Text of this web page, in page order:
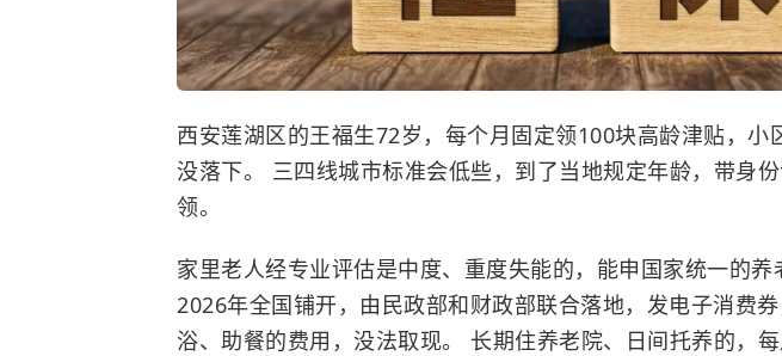
西安莲湖区的王福生72岁，每个月固定领100块高龄津贴，小
没落下。 三四线城市标准会低些，到了当地规定年龄，带身
领。
家里老人经专业评估是中度、重度失能的，能申国家统一的养
2026年全国铺开，由民政部和财政部联合落地，发电子消费
浴、助餐的费用，没法取现。 长期住养老院、日间托养的，